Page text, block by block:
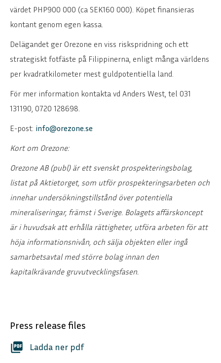
värdet PHP900 000 (ca SEK160 000). Köpet finansieras
kontant genom egen kassa.
Delägandet ger Orezone en viss riskspridning och ett
strategiskt fotfäste på Filippinerna, enligt många världens
per kvadratkilometer mest guldpotentiella land.
För mer information kontakta vd Anders West, tel 031
131190, 0720 128698.
E-post: info@orezone.se
Kort om Orezone:
Orezone AB (publ) är ett svenskt prospekteringsbolag,
listat på Aktietorget, som utför prospekteringsarbeten och
innehar undersökningstillstånd över potentiella
mineraliseringar, främst i Sverige. Bolagets affärskoncept
är i huvudsak att erhålla rättigheter, utföra arbeten för att
höja informationsnivån, och sälja objekten eller ingå
samarbetsavtal med större bolag innan den
kapitalkrävande gruvutvecklingsfasen.
Press release files
picture_as_pdf Ladda ner pdf